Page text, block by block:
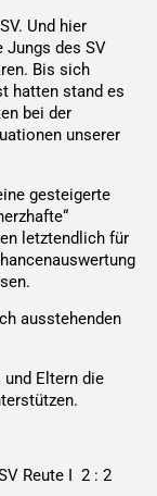
Und hier
Jungs des SV
Bis sich
hatten stand es
bei der
unserer
gesteigerte
letztendlich für
ausstehenden
und Eltern die
Reute I 2 : 2